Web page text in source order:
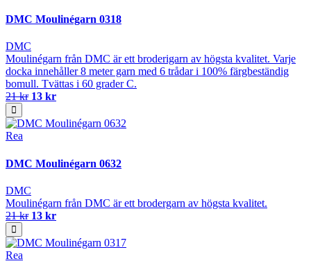
DMC Moulinégarn 0318
DMC
Moulinégarn från DMC är ett broderigarn av högsta kvalitet. Varje
docka innehåller 8 meter garn med 6 trådar i 100% färgbeständig
bomull. Tvättas i 60 grader C.
21 kr 13 kr
Rea
DMC Moulinégarn 0632
DMC
Moulinégarn från DMC är ett brodergarn av högsta kvalitet.
21 kr 13 kr
Rea